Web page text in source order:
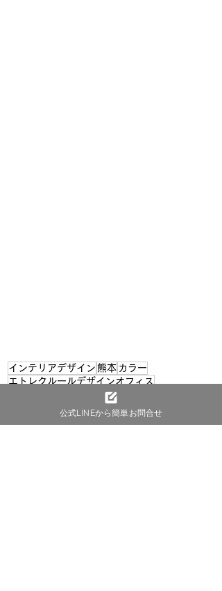
インテリアデザイン 熊本 カラー
エトレクルールデザインオフィス
コンセプト
ライフスタイル
公式LINEから簡単お問合せ